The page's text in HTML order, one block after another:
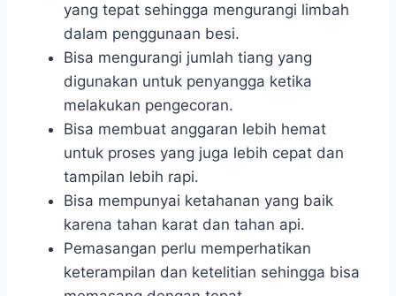
yang tepat sehingga mengurangi limbah
dalam penggunaan besi.
Bisa mengurangi jumlah tiang yang
digunakan untuk penyangga ketika
melakukan pengecoran.
Bisa membuat anggaran lebih hemat
untuk proses yang juga lebih cepat dan
tampilan lebih rapi.
Bisa mempunyai ketahanan yang baik
karena tahan karat dan tahan api.
Pemasangan perlu memperhatikan
keterampilan dan ketelitian sehingga bisa